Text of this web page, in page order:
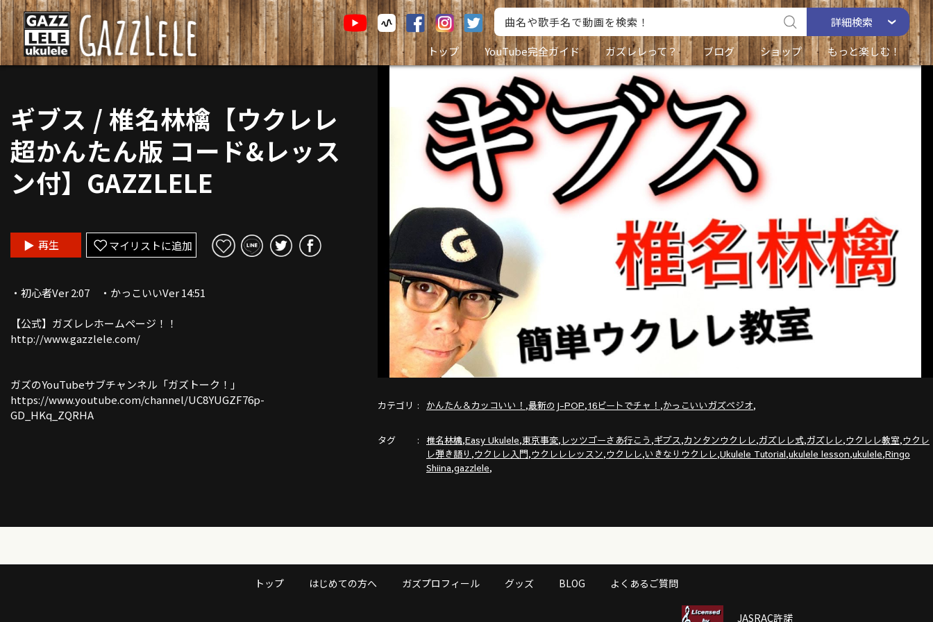
詳細検索
トップ
YouTube完全ガイド ガズレレって？ ブログ ショップ もっと楽しむ！
カテゴリ かんたん＆カッコいい！ ,最新のJ-POP,16ビートでチャ！ ,かっこいいガズペジオ,
タグ 椎名林檎,Easy Ukulele,東京事変, レッツゴーさあ行こう ,ギブス,カンタンウクレレ,ガズレレ式,ガズレレ,ウクレレ教室,ウクレ
レ弾き語り ,ウクレレ入門,ウクレレレッスン,ウクレレ,いきなりウクレレ,Ukulele Tutorial,ukulele lesson,ukulele,Ringo
Shiina,gazzlele,
ギブス / 椎名林檎【ウクレレ
超かんたん版 コード&レッス
ン付】GAZZLELE
再生 マイリストに追加
・初心者Ver 2:07 ・かっこいいVer 14:51
【公式】ガズレレホームページ！！
http://www.gazzlele.com/
ガズのYouTubeサブチャンネル「ガズトーク！」
https://www.youtube.com/channel/UC8YUGZF76p-
GD_HKq_ZQRHA
トップ はじめての方へ ガズプロフィール グッズ BLOG よくあるご質問
JASRAC許諾